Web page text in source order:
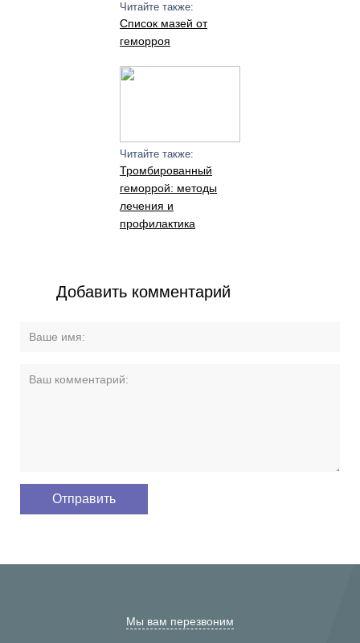
Читайте также:
Список мазей от
геморроя
Читайте также:
Тромбированный
геморрой: методы
лечения и
профилактика
Добавить комментарий
Мы вам перезвоним